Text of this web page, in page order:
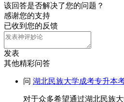
该回答是否解决了您的问题？
感谢您的支持
已收到您的反馈
发表
其他精彩问答
问 湖北民族大学成考专升本
对于众多希望通过湖北民族